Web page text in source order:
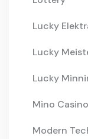
Lucky
Lucky
Lucky
Mino Casino
Modern